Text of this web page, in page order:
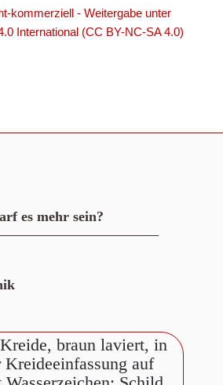
kommerziell - Weitergabe unter
International (CC BY-NC-SA 4.0)
es mehr sein?
braun laviert, in
Kreideeinfassung auf